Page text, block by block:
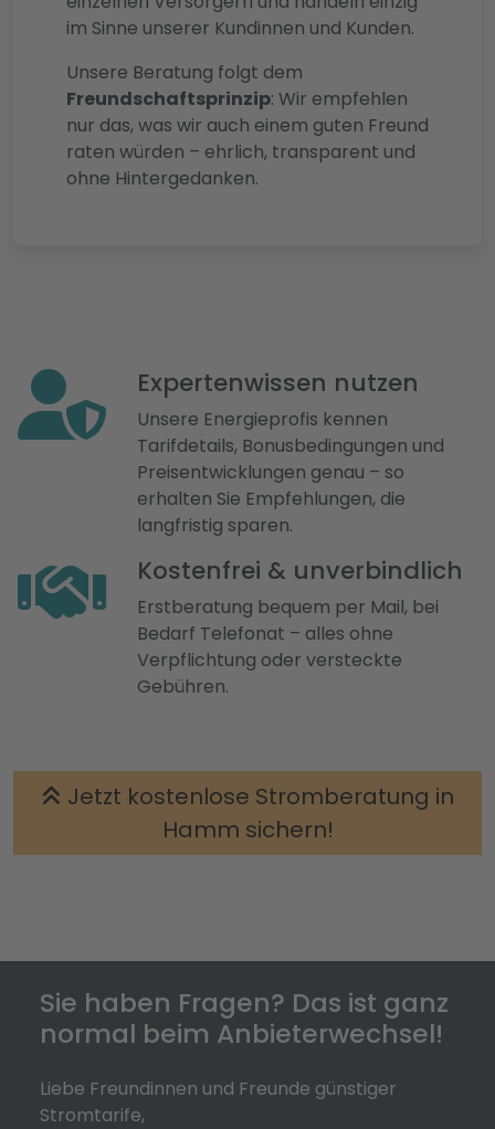
im Sinne unserer Kundinnen und Kunden.
Unsere Beratung folgt dem
Freundschaftsprinzip: Wir empfehlen
nur das, was wir auch einem guten Freund
raten würden – ehrlich, transparent und
ohne Hintergedanken.
Expertenwissen nutzen
Unsere Energieprofis kennen
Tarifdetails, Bonusbedingungen und
Preisentwicklungen genau – so
erhalten Sie Empfehlungen, die
langfristig sparen.
Kostenfrei & unverbindlich
Erstberatung bequem per Mail, bei
Bedarf Telefonat – alles ohne
Verpflichtung oder versteckte
Gebühren.
Jetzt kostenlose Stromberatung in
Hamm sichern!
Sie haben Fragen? Das ist ganz
normal beim Anbieterwechsel!
Liebe Freundinnen und Freunde günstiger
Stromtarife,